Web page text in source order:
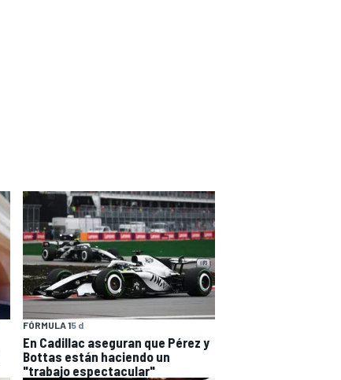
FÓRMULA 15 d
En Cadillac aseguran que Pérez y
Bottas están haciendo un
"trabajo espectacular"